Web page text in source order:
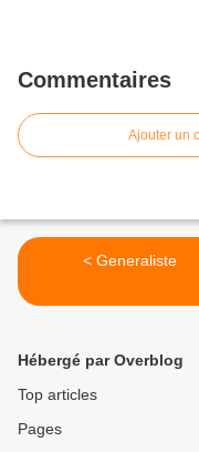
Commentaires
Ajouter un
< Generaliste
Hébergé par Overblog
Top articles
Pages